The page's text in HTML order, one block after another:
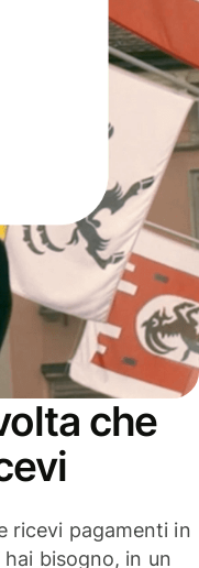
che
ricevi pagamenti in
bisogno, in un